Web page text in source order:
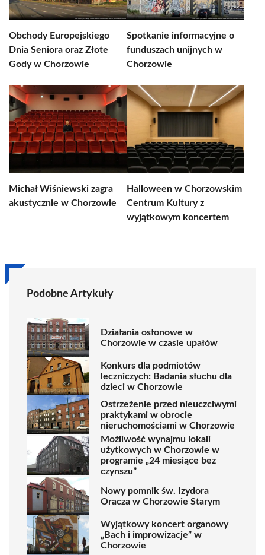
Obchody Europejskiego
Dnia Seniora oraz Złote
Gody w Chorzowie
Spotkanie informacyjne o
funduszach unijnych w
Chorzowie
Michał Wiśniewski zagra
akustycznie w Chorzowie
Halloween w Chorzowskim
Centrum Kultury z
wyjątkowym koncertem
Podobne Artykuły
Działania osłonowe w
Chorzowie w czasie upałów
Konkurs dla podmiotów
leczniczych: Badania słuchu dla
dzieci w Chorzowie
Ostrzeżenie przed nieuczciwymi
praktykami w obrocie
nieruchomościami w Chorzowie
Możliwość wynajmu lokali
użytkowych w Chorzowie w
programie „24 miesiące bez
czynszu”
Nowy pomnik św. Izydora
Oracza w Chorzowie Starym
Wyjątkowy koncert organowy
„Bach i improwizacje” w
Chorzowie